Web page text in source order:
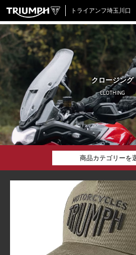
トライアンフ埼玉川口
新車在庫情報
試乗車一覧
認定中古車
アクセサリー
クロージング
アップデート
店舗情報
クロージング
CLOTHING
商品カテゴリーを
全ての商品
ボトムス
アウター
フーディ